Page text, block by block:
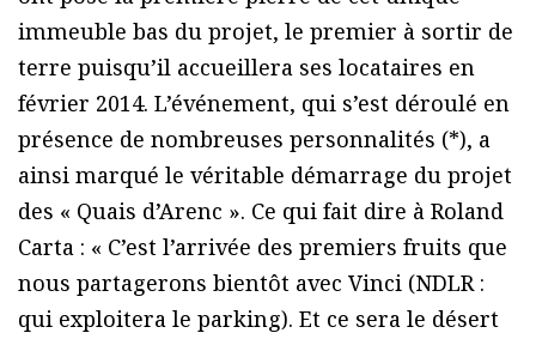
immeuble bas du projet, le premier à sortir de
terre puisqu’il accueillera ses locataires en
février 2014. L’événement, qui s’est déroulé en
présence de nombreuses personnalités (*), a
ainsi marqué le véritable démarrage du projet
des « Quais d’Arenc ». Ce qui fait dire à Roland
Carta : « C’est l’arrivée des premiers fruits que
nous partagerons bientôt avec Vinci (NDLR :
qui exploitera le parking). Et ce sera le désert